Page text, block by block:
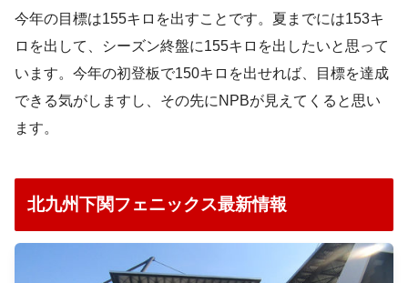
今年の目標は155キロを出すことです。夏までには153キ
ロを出して、シーズン終盤に155キロを出したいと思って
います。今年の初登板で150キロを出せれば、目標を達成
できる気がしますし、その先にNPBが見えてくると思い
ます。
北九州下関フェニックス最新情報